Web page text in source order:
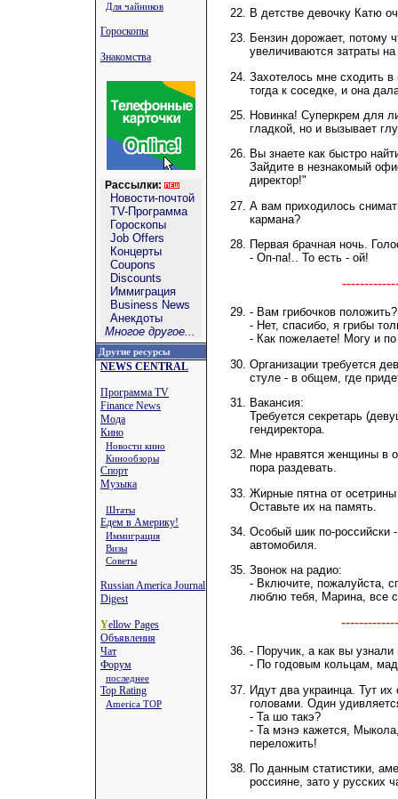
Для чайников
Гороскопы
Знакомства
Рассылки:
Новости-почтой
TV-Программа
Гороскопы
Job Offers
Концерты
Coupons
Discounts
Иммиграция
Business News
Анекдоты
Многое другое...
Другие ресурсы
NEWS CENTRAL
Программа TV
Finance News
Мода
Кино
Новости кино
Кинообзоры
Спорт
Музыка
Штаты
Едем в Америку!
Иммиграция
Визы
Советы
Russian America Journal
Digest
Yellow Pages
Объявления
Чат
Форум
последнее
Top Rating
America TOP
В детстве девочку Катю
Бензин дорожает, потому
увеличиваются затраты на
Захотелось мне сходить
тогда к соседке, и она
Новинка! Суперкрем для
гладкой, но и вызывает
Вы знаете как быстро
Зайдите в незнакомый
директор!"
А вам приходилось
кармана?
Первая брачная ночь.
- Оп-па!.. То есть - ой!
- Вам грибочков положить?
- Нет, спасибо, я грибы
- Как пожелаете! Могу и
Организации требуется
стуле - в общем, где
Вакансия:
Требуется секретарь
гендиректора.
Мне нравятся женщины в
пора раздевать.
Жирные пятна от
Оставьте их на память.
Особый шик по-российски
автомобиля.
Звонок на радио:
- Включите, пожалуйста,
люблю тебя, Марина, все
- Поручик, а как вы узнали
- По годовым кольцам,
Идут два украинца. Тут
головами. Один
- Та шо такэ?
- Та мэнэ кажется,
переложить!
По данным статистики,
россияне, зато у русских